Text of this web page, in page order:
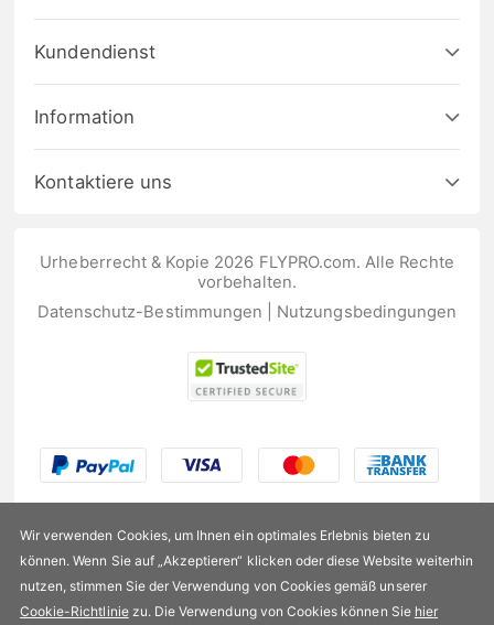
US$76,99
Kundendienst
Information
Kontaktiere uns
Urheberrecht & Kopie 2026 FLYPRO.com. Alle Rechte
vorbehalten.
Datenschutz-Bestimmungen
Nutzungsbedingungen
Wir verwenden Cookies, um Ihnen ein optimales Erlebnis bieten zu
können. Wenn Sie auf „Akzeptieren“ klicken oder diese Website weiterhin
nutzen, stimmen Sie der Verwendung von Cookies gemäß unserer
Cookie-Richtliniezu. Die Verwendung von Cookies können Sie hier